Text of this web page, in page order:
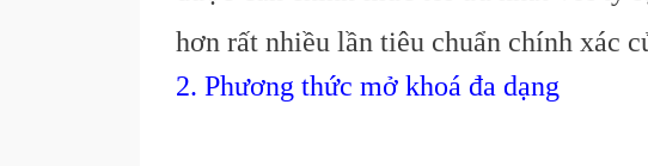
hơn rất nhiều lần tiêu chuẩn chính xác
2. Phương thức mở khoá đa dạng